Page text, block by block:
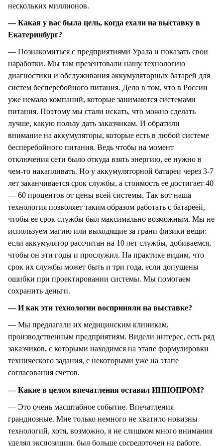
нескольких миллионов.
— Какая у вас была цель, когда ехали на выставку в
Екатеринбург?
— Познакомиться с предприятиями Урала и показать свои
наработки. Мы там презентовали нашу технологию
диагностики и обслуживания аккумуляторных батарей для
систем бесперебойного питания. Дело в том, что в России
уже немало компаний, которые занимаются системами
питания. Поэтому мы стали искать, что можно сделать
лучше, какую пользу дать заказчикам. И обратили
внимание на аккумуляторы, которые есть в любой системе
бесперебойного питания. Ведь чтобы на момент
отключения сети было откуда взять энергию, ее нужно в
чем-то накапливать. Но у аккумуляторной батареи через 3-7
лет заканчивается срок службы, а стоимость ее достигает 40
— 60 процентов от цены всей системы. Так вот наша
технология позволяет таким образом работать с батареей,
чтобы ее срок службы был максимально возможным. Мы не
используем магию или выходящие за грани физики вещи:
если аккумулятор рассчитан на 10 лет службы, добиваемся,
чтобы он эти годы и прослужил. На практике видим, что
срок их службы может быть и три года, если допущены
ошибки при проектировании системы. Мы помогаем
сохранить деньги.
— И как эти технологии восприняли на выставке?
— Мы предлагали их медицинским клиникам,
производственным предприятиям. Видели интерес, есть ряд
заказчиков, с которыми находимся на этапе формулировки
технического задания, с некоторыми уже на этапе
согласования счетов.
— Какие в целом впечатления оставил ИННОПРОМ?
— Это очень масштабное событие. Впечатления
грандиозные. Мне только немного не хватило новизны
технологий, хотя, возможно, я не слишком много внимания
уделял экспозиции, был больше сосредоточен на работе.